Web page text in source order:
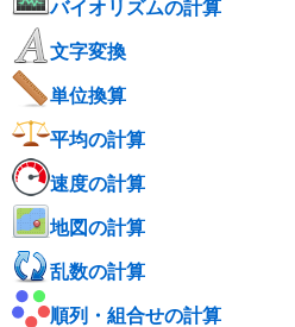
バイオリズムの計算
文字変換
単位換算
平均の計算
速度の計算
地図の計算
乱数の計算
順列・組合せの計算